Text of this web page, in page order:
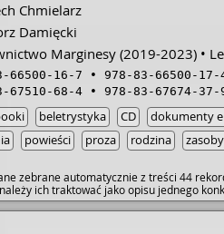
życie wywraca się do góry nogami w
dowiaduje się o śmiertelnym wypadku
Mężczyzna postanawia ruszyć
swojej małżonki, której – jak się
tak dobrze jak mu się wydawało. Im dalej
w historię, tym więcej sekretów
wydaje się coraz bardziej
na własną rękę...
Chmielarz
Damięcki
Marginesy (2019-2023)
66500-16-7
978-83-66500-17-
67510-68-4
978-83-67674-37-
beletrystyka CD
dokumenty
powieści proza rodzina
zebrane automatycznie z treści 44
ich traktować jako opisu jednego